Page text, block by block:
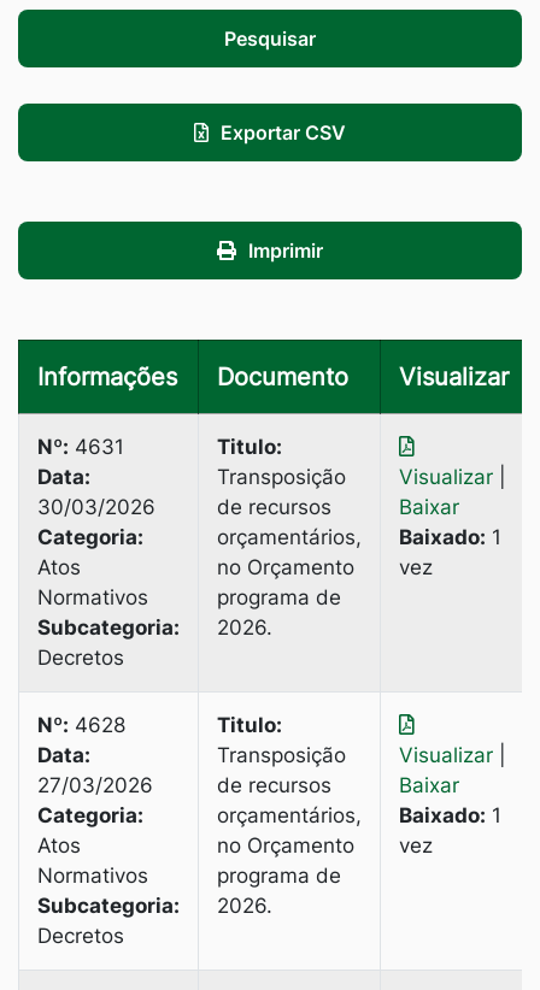
Pesquisar
Exportar CSV
Imprimir
Informações Documento Visualizar
Nº: 4631
Data:
30/03/2026
Categoria:
Atos
Normativos
Subcategoria:
Decretos
Titulo:
Transposição
de recursos
orçamentários,
no Orçamento
programa de
2026.
Visualizar
Baixar
Baixado: 1
vez
Nº: 4628
Data:
27/03/2026
Categoria:
Atos
Normativos
Subcategoria:
Decretos
Titulo:
Transposição
de recursos
orçamentários,
no Orçamento
programa de
2026.
Visualizar
Baixar
Baixado: 1
vez